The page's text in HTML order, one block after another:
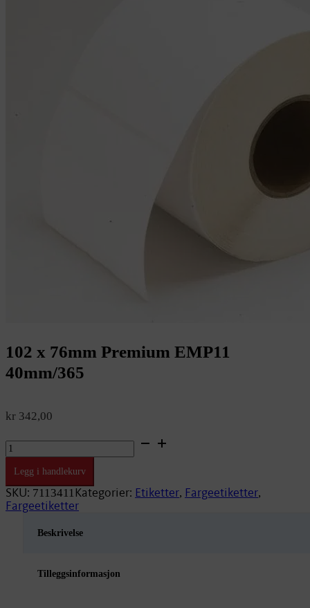
102 x 76mm Premium EMP11
40mm/365
kr 342,00
102
Premium
EMP11
40mm/365
antall
Legg i handlekurv
SKU: 7113411 Kategorier: Etiketter, Fargeetiketter,
Fargeetiketter
Beskrivelse
Tilleggsinformasjon